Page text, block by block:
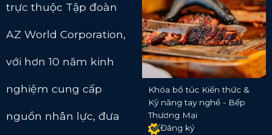
trực thuộc Tập đoàn
AZ World Corporation,
với hơn 10 năm kinh
nghiệm cung cấp
nguồn nhân lực, đưa
Khóa bổ túc Kiến thức &
Kỹ năng tay nghề - Bếp
Thương Mại
Đăng ký